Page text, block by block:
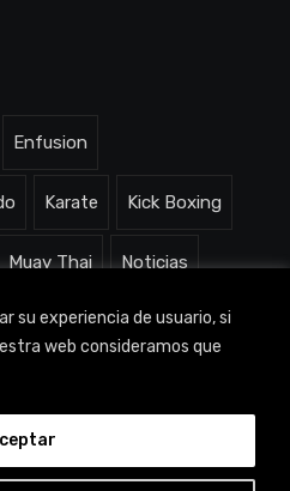
su experiencia de usuario, si
web consideramos que
Enfusion
Karate Kick Boxing
Muay Thai Noticias
Arena Uncategorized
Aviso legal|Política de